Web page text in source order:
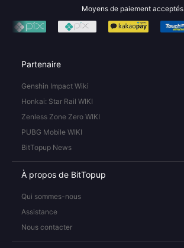
Moyens de paiement acceptés
Partenaire
Genshin Impact Wiki
Honkai: Star Rail WIKI
Zenless Zone Zero WIKI
PUBG Mobile WIKI
BitTopup News
À propos de BitTopup
Qui sommes-nous
Assistance
Nous contacter